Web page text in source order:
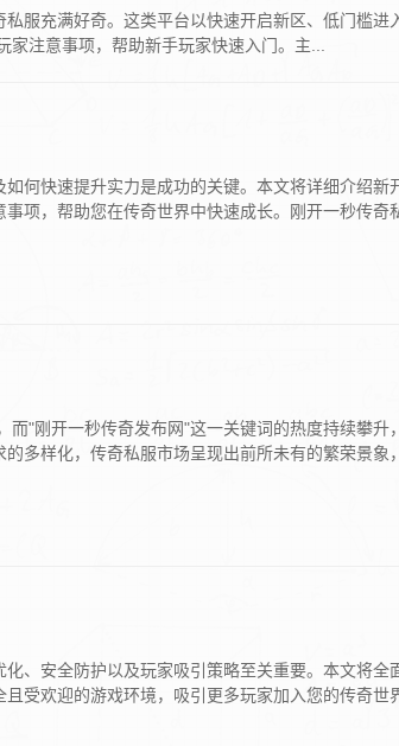
服充满好奇。这类平台以快速开启新区、低门槛进
注意事项，帮助新手玩家快速入门。主...
何快速提升实力是成功的关键。本文将详细介绍新
项，帮助您在传奇世界中快速成长。刚开一秒传奇
"刚开一秒传奇发布网"这一关键词的热度持续攀升
多样化，传奇私服市场呈现出前所未有的繁荣景象
、安全防护以及玩家吸引策略至关重要。本文将全
受欢迎的游戏环境，吸引更多玩家加入您的传奇世